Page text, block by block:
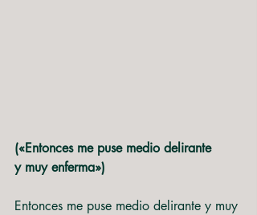
(«Entonces me puse medio delirante
y muy enferma»)
Entonces me puse medio delirante y muy